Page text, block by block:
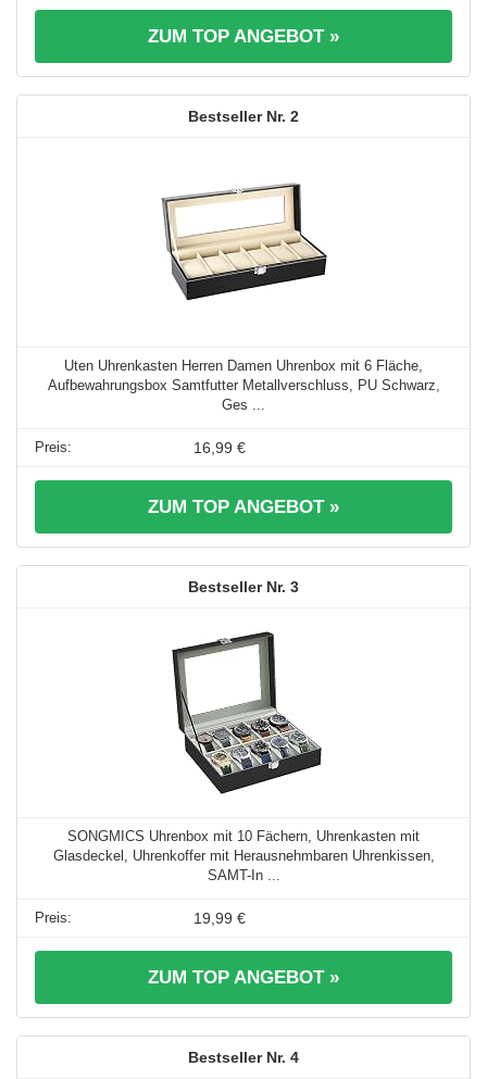
ZUM TOP ANGEBOT »
2
Uten Uhrenkasten Herren Damen Uhrenbox mit 6 Fläche,
Aufbewahrungsbox Samtfutter Metallverschluss, PU Schwarz,
Ges ...
16,99 €
ZUM TOP ANGEBOT »
3
SONGMICS Uhrenbox mit 10 Fächern, Uhrenkasten mit
Glasdeckel, Uhrenkoffer mit Herausnehmbaren Uhrenkissen,
SAMT-In ...
19,99 €
ZUM TOP ANGEBOT »
4